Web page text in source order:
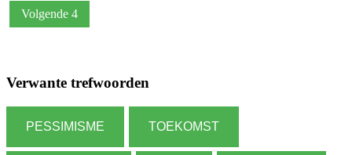
Volgende 4
Verwante trefwoorden
PESSIMISME TOEKOMST